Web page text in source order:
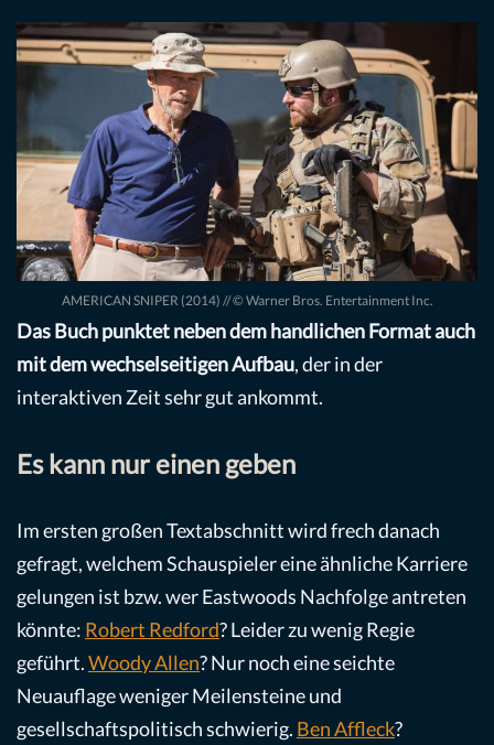
AMERICAN SNIPER (2014) // © Warner Bros. Entertainment Inc.
Das Buch punktet neben dem handlichen Format auch
mit dem wechselseitigen Aufbau, der in der
interaktiven Zeit sehr gut ankommt.
Es kann nur einen geben
Im ersten großen Textabschnitt wird frech danach
gefragt, welchem Schauspieler eine ähnliche Karriere
gelungen ist bzw. wer Eastwoods Nachfolge antreten
könnte: Robert Redford? Leider zu wenig Regie
geführt.Woody Allen? Nur noch eine seichte
Neuauflage weniger Meilensteine und
gesellschaftspolitisch schwierig. Ben Affleck?